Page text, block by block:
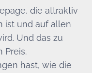
die attraktiv
ist und auf allen
Und das zu
Preis.
hast, wie die